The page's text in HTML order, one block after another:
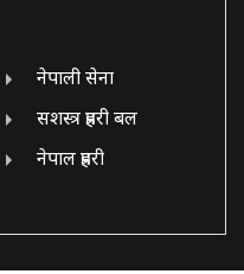
नेपाली सेना
सशस्त्र प्रहरी बल
नेपाल प्रहरी